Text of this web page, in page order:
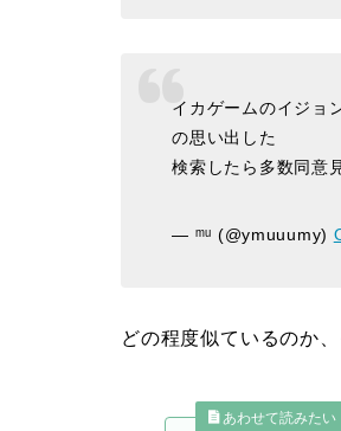
イカゲームのイジョ
の思い出した
検索したら多数同意
— ᵐᵘ (@ymuuumy)
どの程度似ているのか
あわせて読みたい